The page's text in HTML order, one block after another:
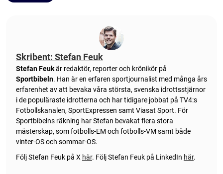
Skribent: Stefan Feuk
Stefan Feukär redaktör, reporter och krönikör på
Sportbibeln. Han är en erfaren sportjournalist med många års
erfarenhet av att bevaka våra största, svenska idrottsstjärnor
i de populäraste idrotterna och har tidigare jobbat på TV4:s
Fotbollskanalen, SportExpressen samt Viasat Sport. För
Sportbibelns räkning har Stefan bevakat flera stora
mästerskap, som fotbolls-EM och fotbolls-VM samt både
vinter-OS och sommar-OS.
Följ Stefan Feuk på X här. Följ Stefan Feuk på LinkedIn här.